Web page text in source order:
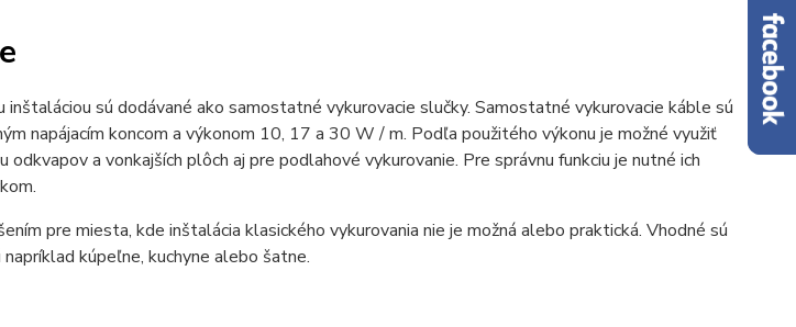
inštaláciou sú dodávané ako samostatné vykurovacie slučky. Samostatné vykurovacie káble sú
napájacím koncom a výkonom 10, 17 a 30 W / m. Podľa použitého výkonu je možné využiť
a vonkajších plôch aj pre podlahové vykurovanie. Pre správnu funkciu je nutné ich
pre miesta, kde inštalácia klasického vykurovania nie je možná alebo praktická. Vhodné sú
kúpeľne, kuchyne alebo šatne.